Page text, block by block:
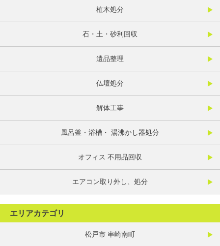
植木処分
石・土・砂利回収
遺品整理
仏壇処分
解体工事
風呂釜・浴槽・ 湯沸かし器処分
オフィス 不用品回収
エアコン取り外し、処分
エリアカテゴリ
松戸市 串崎南町